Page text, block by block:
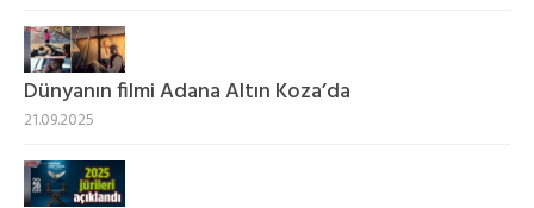
Dünyanın filmi Adana Altın Koza’da
21.09.2025